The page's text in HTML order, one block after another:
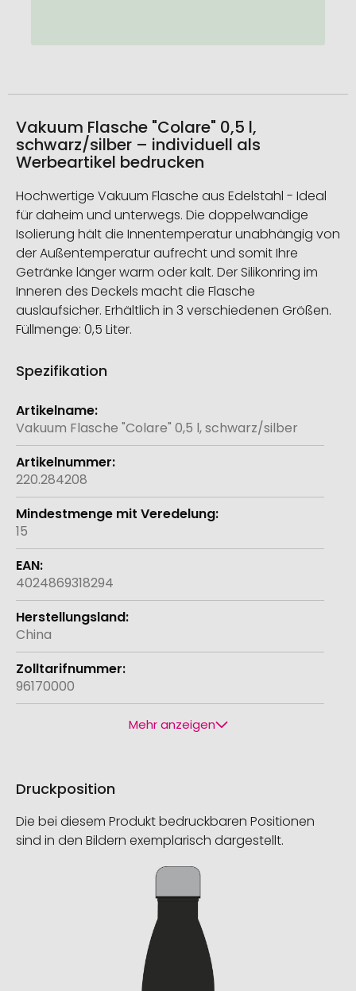
Vakuum Flasche "Colare" 0,5 l,
schwarz/silber – individuell als
Werbeartikel bedrucken
Hochwertige Vakuum Flasche aus Edelstahl - Ideal
für daheim und unterwegs. Die doppelwandige
Isolierung hält die Innentemperatur unabhängig von
der Außentemperatur aufrecht und somit Ihre
Getränke länger warm oder kalt. Der Silikonring im
Inneren des Deckels macht die Flasche
auslaufsicher. Erhältlich in 3 verschiedenen Größen.
Füllmenge: 0,5 Liter.
Spezifikation
Weitere
Informationen
Vakuum Flasche "Colare" 0,5 l, schwarz/silber
220.284208
15
4024869318294
China
96170000
Mehr anzeigen
Druckposition
Die bei diesem Produkt bedruckbaren Positionen
sind in den Bildern exemplarisch dargestellt.